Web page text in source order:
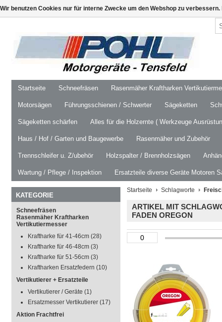
Startseite Schneefräsen Rasenmäher Kraftharken
Motorsägen Führungsschienen / Schwerter Sägeketten
Sägeketten schärfen Alles für die Holzernte ( Werkzeuge
Haus / Hof / Garten und Baugewerbe Rasenmäher und Zubehör
Trennschleifer u. Z/ubehör Holzspalter / Brennholzsägen
Wartung / Pflege / Inspektion Ersatzteile diverse Geräte Motoren
KATEGORIE
Schneefräsen
Rasenmäher Kraftharken
Vertikutiermesser
Kraftharke für 41-46cm (28)
Kraftharke für 46-48cm (3)
Kraftharke für 51-56cm (3)
Kraftharken Ersatzfedern (10)
Vertikutierer + Ersatzteile
Vertikutierer / Geräte (1)
Ersatzmesser Vertikutierer (17)
Aktion Frachtfrei
Startseite Schlagworte
ARTIKEL MIT
FADEN OREGON
Wir benutzen Cookies nur für interne Zwecke um den Webshop zu